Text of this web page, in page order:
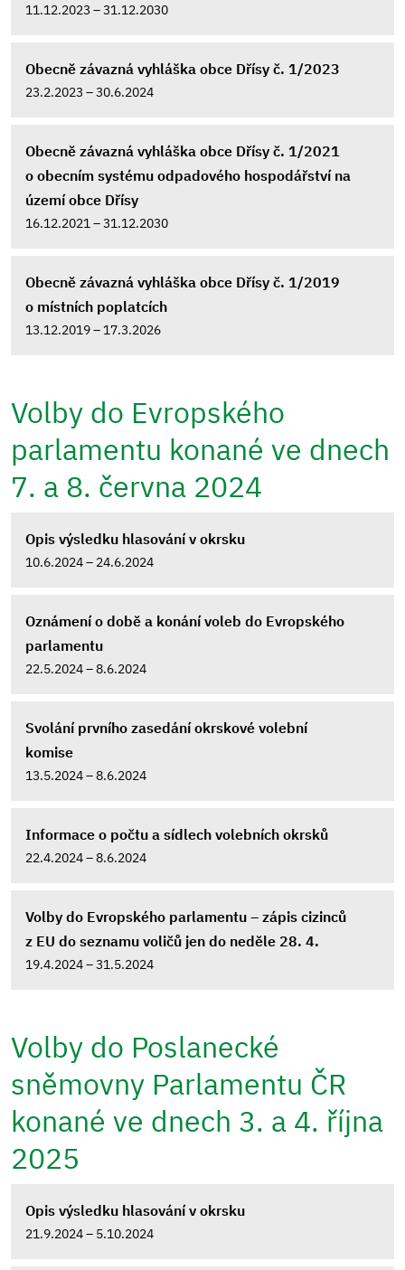
11.12.2023 – 31.12.2030
Obecně závazná vyhláška obce Dřísy č. 1/2023
23.2.2023 – 30.6.2024
Obecně závazná vyhláška obce Dřísy č. 1/2021
o obecním systému odpadového hospodářství na
území obce Dřísy
16.12.2021 – 31.12.2030
Obecně závazná vyhláška obce Dřísy č. 1/2019
o místních poplatcích
13.12.2019 – 17.3.2026
Volby do Evropského
parlamentu konané ve dnech
7. a 8. června 2024
Opis výsledku hlasování v okrsku
10.6.2024 – 24.6.2024
Oznámení o době a konání voleb do Evropského
parlamentu
22.5.2024 – 8.6.2024
Svolání prvního zasedání okrskové volební
komise
13.5.2024 – 8.6.2024
Informace o počtu a sídlech volebních okrsků
22.4.2024 – 8.6.2024
Volby do Evropského parlamentu – zápis cizinců
z EU do seznamu voličů jen do neděle 28. 4.
19.4.2024 – 31.5.2024
Volby do Poslanecké
sněmovny Parlamentu ČR
konané ve dnech 3. a 4. října
2025
Opis výsledku hlasování v okrsku
21.9.2024 – 5.10.2024